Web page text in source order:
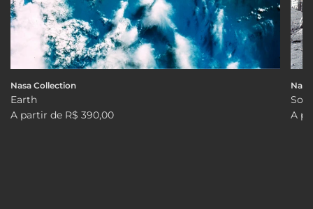
Nasa Collection
Earth
A partir de R$ 390,00
Solo
A